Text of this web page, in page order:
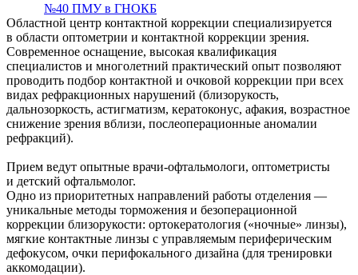
№40 ПМУ в ГНОКБ
Областной центр контактной коррекции специализируется
в области оптометрии и контактной коррекции зрения.
Современное оснащение, высокая квалификация
специалистов и многолетний практический опыт позволяют
проводить подбор контактной и очковой коррекции при всех
видах рефракционных нарушений (близорукость,
дальнозоркость, астигматизм, кератоконус, афакия, возрастное
снижение зрения вблизи, послеоперационные аномалии
рефракций).
Прием ведут опытные врачи-офтальмологи, оптометристы
и детский офтальмолог.
Одно из приоритетных направлений работы отделения —
уникальные методы торможения и безоперационной
коррекции близорукости: ортокератология («ночные» линзы),
мягкие контактные линзы с управляемым периферическим
дефокусом, очки перифокального дизайна (для тренировки
аккомодации).